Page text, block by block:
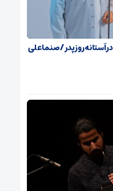
آستانه روز پدر / صنما علی